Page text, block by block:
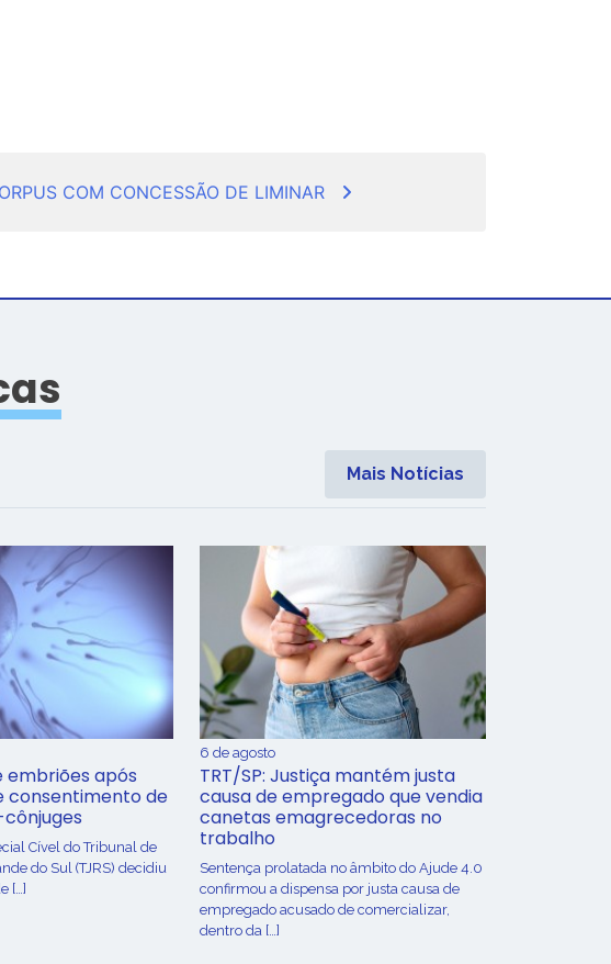
COM CONCESSÃO DE LIMINAR
Mais Notícias
embriões após
consentimento de
Cível do Tribunal de
do Sul (TJRS) decidiu
[…]
6 de agosto
TRT/SP: Justiça mantém justa
causa de empregado que vendia
canetas emagrecedoras no
trabalho
Sentença prolatada no âmbito do Ajude 4.0
confirmou a dispensa por justa causa de
empregado acusado de comercializar,
dentro da […]